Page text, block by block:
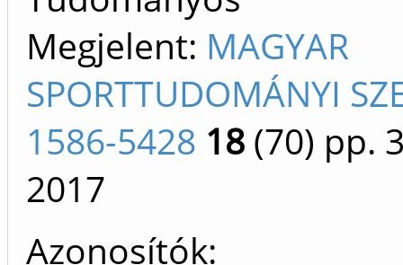
Megjelent: MAGYAR
SPORTTUDOMÁNYI
1586-5428 18 (70) pp.
2017
Azonosítók